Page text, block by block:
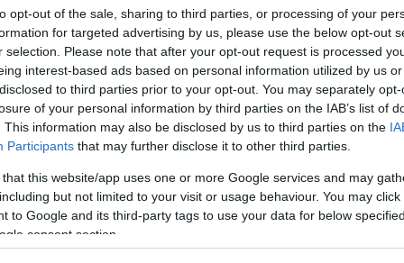
opt-out of the sale, sharing to third parties, or processing of your
for targeted advertising by us, please use the below opt-out
selection. Please note that after your opt-out request is processed
interest-based ads based on personal information utilized by us
to third parties prior to your opt-out. You may separately
of your personal information by third parties on the IAB’s list of
This information may also be disclosed by us to third parties on the
Participants that may further disclose it to other third parties.
that this website/app uses one or more Google services and may
but not limited to your visit or usage behaviour. You may
to Google and its third-party tags to use your data for below
consent section.
di una serie di presentazioni brevi dedicate
pratico.
prezzo delpetrolionon è automatica ma passa
marittime, reazioni di
e timori degli
esposizioni che spiegano come tensioni
dell’offerta e della domanda, alterando
è mettere in luce scenari probabili e misure di